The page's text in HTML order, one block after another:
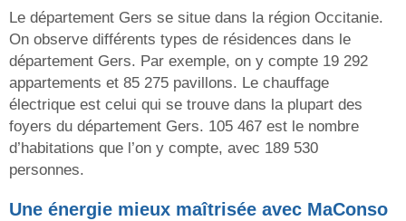
Le département Gers se situe dans la région Occitanie.
On observe différents types de résidences dans le
département Gers. Par exemple, on y compte 19 292
appartements et 85 275 pavillons. Le chauffage
électrique est celui qui se trouve dans la plupart des
foyers du département Gers. 105 467 est le nombre
d’habitations que l’on y compte, avec 189 530
personnes.
Une énergie mieux maîtrisée avec MaConso